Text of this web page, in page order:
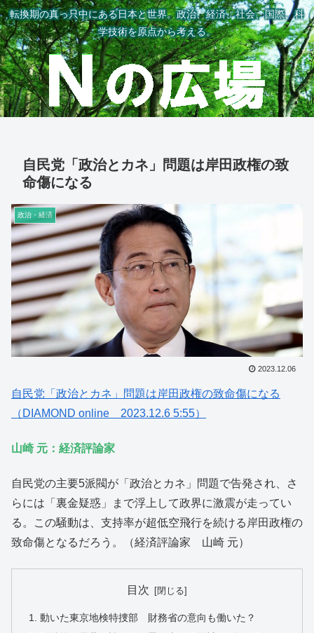
転換期の真っ只中にある日本と世界。政治、経済、社会、国際、科
学技術を原点から考える。
自民党「政治とカネ」問題は岸田政権の致
命傷になる
政治・経済
2023.12.06
自民党「政治とカネ」問題は岸田政権の致命傷になる
（DIAMOND online 2023.12.6 5:55）
山崎 元：経済評論家
自民党の主要5派閥が「政治とカネ」問題で告発され、さ
らには「裏金疑惑」まで浮上して政界に激震が走ってい
る。この騒動は、支持率が超低空飛行を続ける岸田政権の
致命傷となるだろう。（経済評論家 山崎 元）
目次
動いた東京地検特捜部 財務省の意向も働いた？